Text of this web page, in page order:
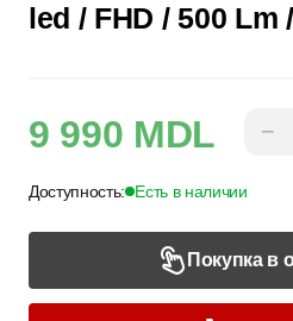
led / FHD / 500 Lm
9 990 MDL −
Доступность: Есть в наличии
Покупка в